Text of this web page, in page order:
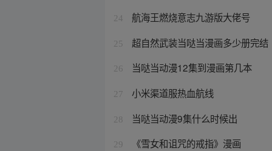
24 航海王燃烧意志九游版大佬号
25 超自然武装当哒当漫画多少册完结
26 当哒当动漫12集到漫画第几本
27 小米渠道服热血航线
28 当哒当动漫9集什么时候出
29 《雪女和诅咒的戒指》漫画